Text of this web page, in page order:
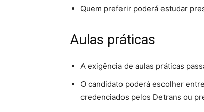
Quem preferir poderá estudar
Aulas práticas
A exigência de aulas práticas
O candidato poderá escolher
credenciados pelos Detrans ou